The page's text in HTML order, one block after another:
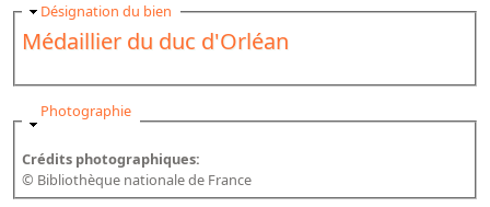
Bibliographie sur la BnF
France
Dictionnaire BnF : recherche avancée
Masquer
Désignation du bien
Médaillier du duc d'Orléan
Masquer
Photographie
Crédits photographiques:
© Bibliothèque nationale de France